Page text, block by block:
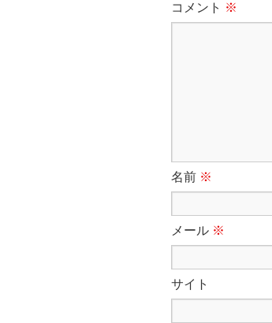
コメント ※
名前 ※
メール ※
サイト